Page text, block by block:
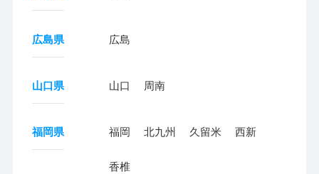
広島県 広島
山口県 山口 周南
福岡県 福岡 北九州 久留米 西新
香椎